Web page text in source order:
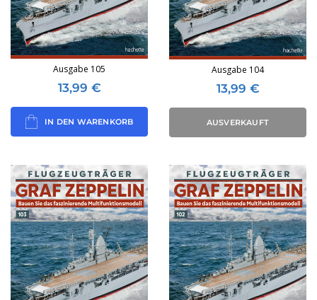
Ausgabe 105
13,99 €
IN DEN WARENKORB
Ausgabe 104
13,99 €
AUSVERKAUFT